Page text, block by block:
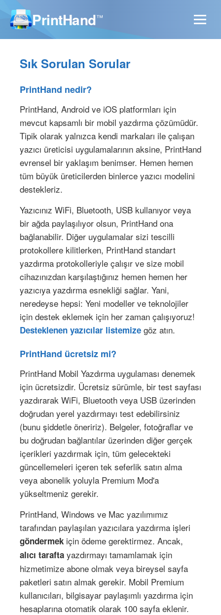
PrintHand™
Sık Sorulan Sorular
PrintHand nedir?
PrintHand, Android ve iOS platformları için
mevcut kapsamlı bir mobil yazdırma çözümüdür.
Tipik olarak yalnızca kendi markaları ile çalışan
yazıcı üreticisi uygulamalarının aksine, PrintHand
evrensel bir yaklaşım benimser. Hemen hemen
tüm büyük üreticilerden binlerce yazıcı modelini
destekleriz.
Yazıcınız WiFi, Bluetooth, USB kullanıyor veya
bir ağda paylaşılıyor olsun, PrintHand ona
bağlanabilir. Diğer uygulamalar sizi tescilli
protokollere kilitlerken, PrintHand standart
yazdırma protokolleriyle çalışır ve size mobil
cihazınızdan karşılaştığınız hemen hemen her
yazıcıya yazdırma esnekliği sağlar. Yani,
neredeyse hepsi: Yeni modeller ve teknolojiler
için destek eklemek için her zaman çalışıyoruz!
Desteklenen yazıcılar listemize göz atın.
PrintHand ücretsiz mi?
PrintHand Mobil Yazdırma uygulaması denemek
için ücretsizdir. Ücretsiz sürümle, bir test sayfası
yazdırarak WiFi, Bluetooth veya USB üzerinden
doğrudan yerel yazdırmayı test edebilirsiniz
(bunu şiddetle öneririz). Belgeler, fotoğraflar ve
bu doğrudan bağlantılar üzerinden diğer gerçek
içerikleri yazdırmak için, tüm gelecekteki
güncellemeleri içeren tek seferlik satın alma
veya abonelik yoluyla Premium Mod'a
yükseltmeniz gerekir.
PrintHand, Windows ve Mac yazılımımız
tarafından paylaşılan yazıcılara yazdırma işleri
göndermek için ödeme gerektirmez. Ancak,
alıcı tarafta yazdırmayı tamamlamak için
hizmetimize abone olmak veya bireysel sayfa
paketleri satın almak gerekir. Mobil Premium
kullanıcıları, bilgisayar paylaşımlı yazdırma için
hesaplarına otomatik olarak 100 sayfa eklenir.